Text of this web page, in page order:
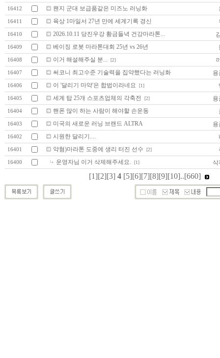
16412 왠지 군대 보급품같은 미즈노 러닝화
16411 육상 1마일서 27년 만에 세계기록 경신
16410 2026.10.11 당진우강 황금들녁 건강마라톤...
16409 베이징 로봇 마라톤대회 25년 vs 26년
16408 이거 해설해주실 분... [2]
16407 써코니 최고수준 기술력을 집약했다는 러닝화 용
16406 이 '달리기 마약'은 합법이라네요 [1]
16405 세계 탑 25개 스포츠업체의 각축전 [2] 용
16404 핸폰 많이 하는 사람이 해야할 손운동
16403 미국의 새로운 러닝 브랜드 ALTRA 용
16402 시원한 달리기....
16401 약혐)마라톤 도중에 생리 터진 선수 [2]
16400 운영자님 이거 삭제해주세요. [1] 삭
[1][2][3] 4 [5][6][7][8][9][10]..[660]